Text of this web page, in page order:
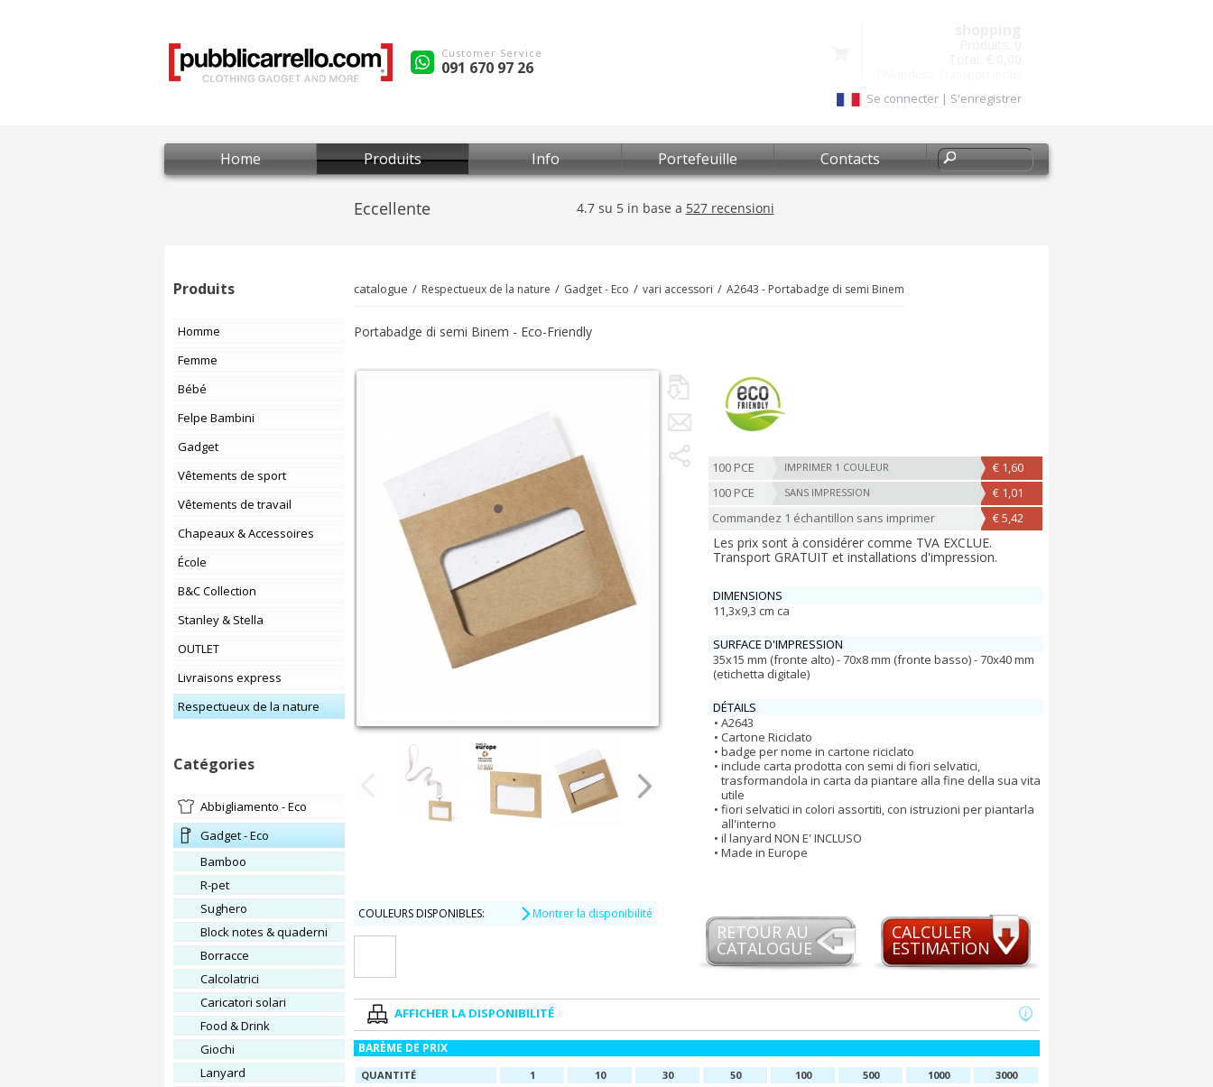
Customer Service
091 670 97 26
Se connecter | S'enregistrer
Home Produits Info Portefeuille Contacts
Produits
Homme
Femme
Bébé
Felpe Bambini
Gadget
Vêtements de sport
Vêtements de travail
Chapeaux & Accessoires
École
B&C Collection
Stanley & Stella
OUTLET
Livraisons express
Respectueux de la nature
Catégories
Abbigliamento - Eco
Gadget - Eco
Bamboo
R-pet
Sughero
block notes & quaderni
Borracce
calcolatrici
caricatori solari
Food & Drink
Giochi
Lanyard
catalogue Respectueux de la nature Gadget - Eco vari accessori A2643 - Portabadge di semi Binem
Portabadge di semi Binem - Eco-Friendly
100 PCE IMPRIMER 1 COULEUR
€ 1,60
100 PCE
SANS IMPRESSION
€ 1,01
Commandez 1 échantillon sans imprimer
€ 5,42
Les prix sont à considérer comme TVA EXCLUE.
Transport GRATUIT et installations d'impression.
DIMENSIONS
11,3x9,3 cm ca
SURFACE D'IMPRESSION
35x15 mm (fronte alto) - 70x8 mm (fronte basso) - 70x40 mm
(etichetta digitale)
DÉTAILS
A2643
Cartone Riciclato
badge per nome in cartone riciclato
include carta prodotta con semi di fiori selvatici,
trasformandola in carta da piantare alla fine della sua vita
utile
fiori selvatici in colori assortiti, con istruzioni per piantarla
all'interno
il lanyard NON E' INCLUSO
Made in Europe
COULEURS DISPONIBLES: Montrer la disponibilité
RETOUR AU
CATALOGUE
CALCULER
ESTIMATION
AFFICHER LA DISPONIBILITÉ
BARÈME DE PRIX
QUANTITÉ 1 10 30 50 100 500 1000
3000